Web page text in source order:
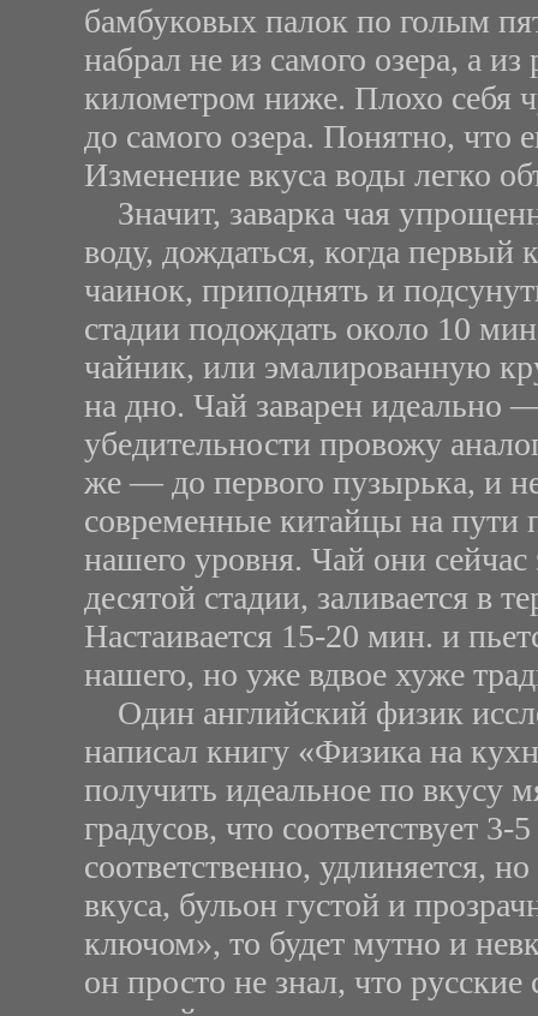
бамбуковых палок по голым
набрал не из самого озера, а
километром ниже. Плохо себя
до самого озера. Понятно, что
Изменение вкуса воды легко
Значит, заварка чая
воду, дождаться, когда
чаинок, приподнять и
стадии подождать около 10
чайник, или эмалированную
на дно. Чай заварен идеально
убедительности провожу
же — до первого пузырька, и
современные китайцы на пути
нашего уровня. Чай они
десятой стадии, заливается в
Настаивается 15-20 мин. и
нашего, но уже вдвое хуже
Один английский физик
написал книгу «Физика на
получить идеальное по вкусу
градусов, что соответствует
соответственно, удлиняется,
вкуса, бульон густой и
ключом», то будет мутно и
он просто не знал, что